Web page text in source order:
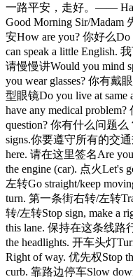
一路平安，走好。——
Good Morning Sir/Madam
安How are you? 你好么
can speak a little English.
请慢慢讲Would you mind
you wear glasses? 你有戴
型眼镜Do you live at
have any medical
question? 你有什么问题么
signs.你要遵守所有的交通
here. 请在这里签名Are
the engine (car). 点火Let's
左转Go straight/keep
turn. 第一条街右转/左转
转/左转Stop sign, make a
this lane. 保持在这条线路
the headlights. 开车头灯
Right of way. 优先权Stop
curb. 靠路边停车Slow